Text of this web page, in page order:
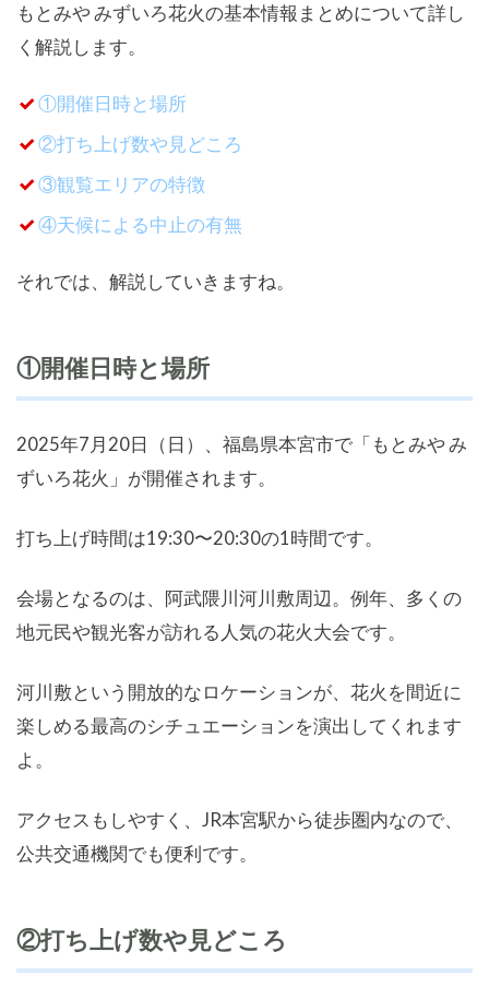
もとみや みずいろ花火の基本情報まとめについて詳し
く解説します。
①開催日時と場所
②打ち上げ数や見どころ
③観覧エリアの特徴
④天候による中止の有無
それでは、解説していきますね。
①開催日時と場所
2025年7月20日（日）、福島県本宮市で「もとみや み
ずいろ花火」が開催されます。
打ち上げ時間は19:30〜20:30の1時間です。
会場となるのは、阿武隈川河川敷周辺。例年、多くの
地元民や観光客が訪れる人気の花火大会です。
河川敷という開放的なロケーションが、花火を間近に
楽しめる最高のシチュエーションを演出してくれます
よ。
アクセスもしやすく、JR本宮駅から徒歩圏内なので、
公共交通機関でも便利です。
②打ち上げ数や見どころ